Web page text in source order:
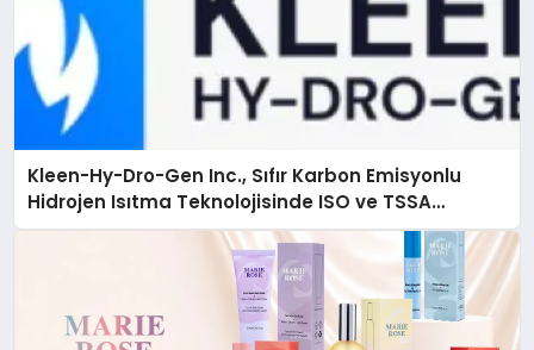
Kleen-Hy-Dro-Gen Inc., Sıfır Karbon Emisyonlu
Hidrojen Isıtma Teknolojisinde ISO ve TSSA
Düzenleyici Onaylarını Aldı